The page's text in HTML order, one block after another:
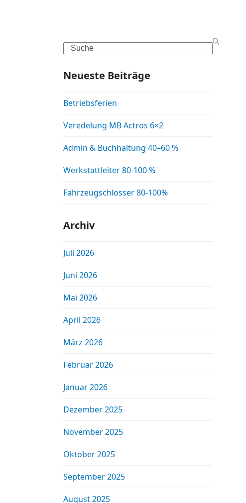
Search
Neueste Beiträge
Betriebsferien
Veredelung MB Actros 6×2
Admin & Buchhaltung 40–60 %
Werkstattleiter 80-100 %
Fahrzeugschlosser 80-100%
Archiv
Juli 2026
Juni 2026
Mai 2026
April 2026
März 2026
Februar 2026
Januar 2026
Dezember 2025
November 2025
Oktober 2025
September 2025
August 2025